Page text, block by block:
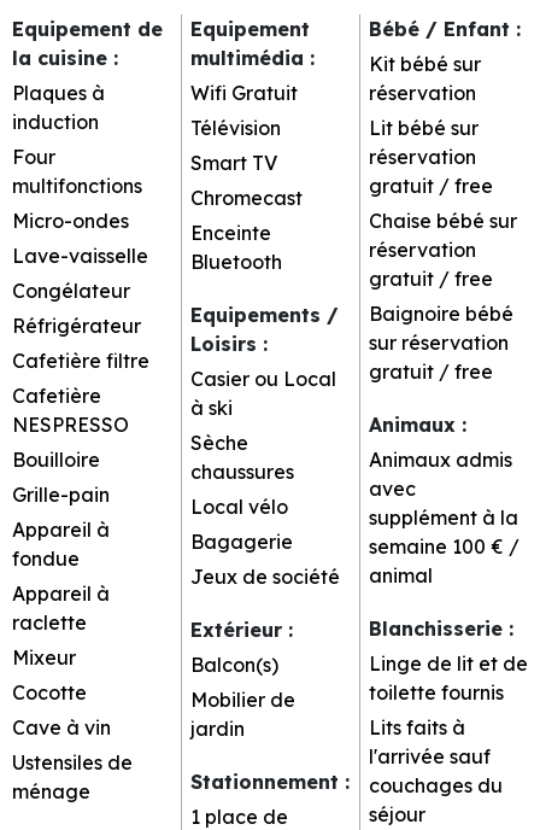
Equipement de
la cuisine :
Plaques à
induction
Four
multifonctions
Micro-ondes
Lave-vaisselle
Congélateur
Réfrigérateur
Cafetière filtre
Cafetière
NESPRESSO
Bouilloire
Grille-pain
Appareil à
fondue
Appareil à
raclette
Mixeur
Cocotte
Cave à vin
Ustensiles de
ménage
Equipement
multimédia :
Wifi Gratuit
Télévision
Smart TV
Chromecast
Enceinte
Bluetooth
Equipements /
Loisirs :
Casier ou Local
à ski
Sèche
chaussures
Local vélo
Bagagerie
Jeux de société
Extérieur :
Balcon(s)
Mobilier de
jardin
Stationnement :
1 place de
Bébé / Enfant :
Kit bébé sur
réservation
Lit bébé sur
réservation
gratuit / free
Chaise bébé sur
réservation
gratuit / free
Baignoire bébé
sur réservation
gratuit / free
Animaux :
Animaux admis
avec
supplément à la
semaine 100 € /
animal
Blanchisserie :
Linge de lit et de
toilette fournis
Lits faits à
l'arrivée sauf
couchages du
séjour